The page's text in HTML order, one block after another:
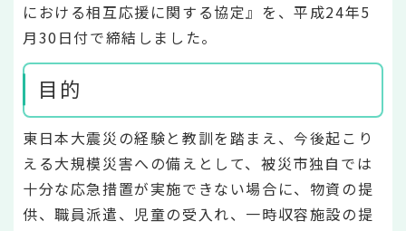
における相互応援に関する協定』を、平成24年5
月30日付で締結しました。
目的
東日本大震災の経験と教訓を踏まえ、今後起こり
える大規模災害への備えとして、被災市独自では
十分な応急措置が実施できない場合に、物資の提
供、職員派遣、児童の受入れ、一時収容施設の提